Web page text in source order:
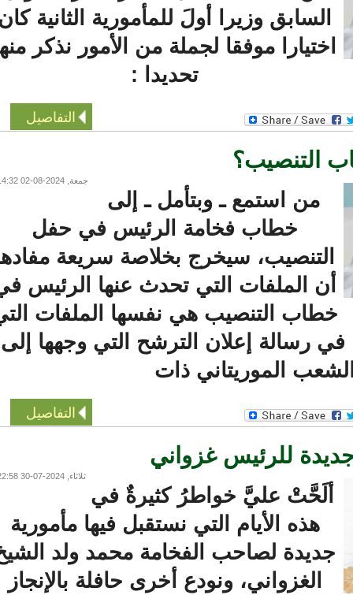
السابق وزيرا أولَ للمأمورية الثانية كان
اختيارا موفقا لجملة من الأمور نذكر منها
تحديدا :
التفاصيل
التنصيب؟
جمعة, 2024-08-02 14:32
من استمع ـ وبتأمل ـ إلى
خطاب فخامة الرئيس في حفل
التنصيب، سيخرج بخلاصة سريعة مفادها
أن الملفات التي تحدث عنها الرئيس في
التنصيب هي نفسها الملفات التي
رسالة إعلان الترشح التي وجهها إلى
الموريتاني ذات
التفاصيل
للرئيس غزواني
ثلاثاء, 2024-07-30 22:58
ألَحَّتْ عليَّ خواطرُ كثيرةٌ في
هذه الأيام التي نستقبل فيها مأمورية
جديدة لصاحب الفخامة محمد ولد الشيخ
الغزواني، ونودع أخرى حافلة بالإنجاز